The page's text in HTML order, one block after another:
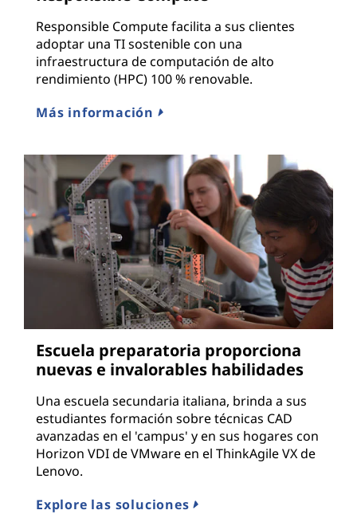
Responsible Compute facilita a sus clientes
adoptar una TI sostenible con una
infraestructura de computación de alto
rendimiento (HPC) 100 % renovable.
Más información
Escuela preparatoria proporciona
nuevas e invalorables habilidades
Una escuela secundaria italiana, brinda a sus
estudiantes formación sobre técnicas CAD
avanzadas en el 'campus' y en sus hogares con
Horizon VDI de VMware en el ThinkAgile VX de
Lenovo.
Explore las soluciones